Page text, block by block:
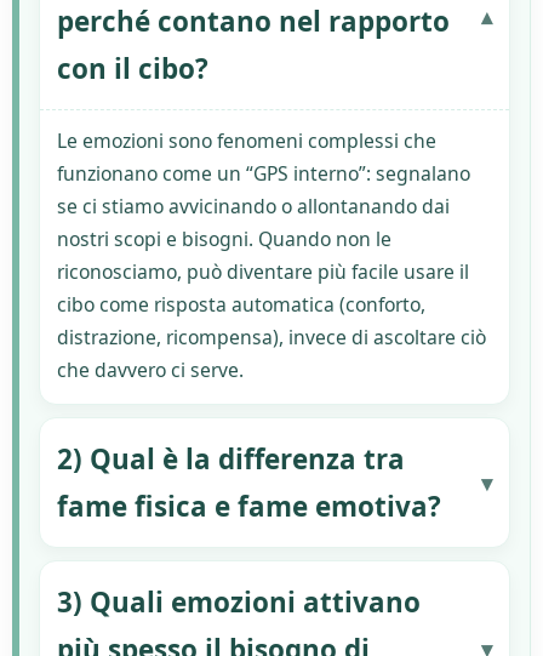
perché contano nel rapporto
con il cibo?
Le emozioni sono fenomeni complessi che
funzionano come un “GPS interno”: segnalano
se ci stiamo avvicinando o allontanando dai
nostri scopi e bisogni. Quando non le
riconosciamo, può diventare più facile usare il
cibo come risposta automatica (conforto,
distrazione, ricompensa), invece di ascoltare ciò
che davvero ci serve.
2) Qual è la differenza tra
fame fisica e fame emotiva?
3) Quali emozioni attivano